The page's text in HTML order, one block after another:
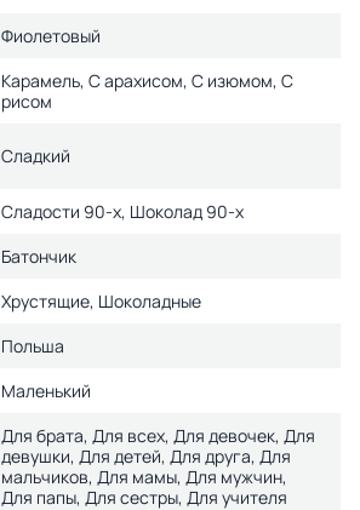
Фиолетовый
Карамель, С арахисом, С изюмом, С
рисом
Сладкий
Сладости 90-х, Шоколад 90-х
Батончик
Хрустящие, Шоколадные
Польша
Маленький
Для брата, Для всех, Для девочек, Для
девушки, Для детей, Для друга, Для
мальчиков, Для мамы, Для мужчин,
Для папы, Для сестры, Для учителя